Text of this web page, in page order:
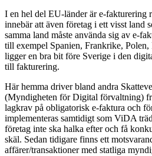
I en hel del EU-länder är e-fakturering
innebär att även företag i ett visst land
samma land måste använda sig av e-
till exempel Spanien, Frankrike,
ligger en bra bit före Sverige i den
till fakturering.
Här hemma driver bland andra
(Myndigheten för Digital förvaltning)
lagkrav på obligatorisk e-faktura och
implementeras samtidigt som ViDA
företag inte ska halka efter och få
skäl. Sedan tidigare finns ett
affärer/transaktioner med statliga